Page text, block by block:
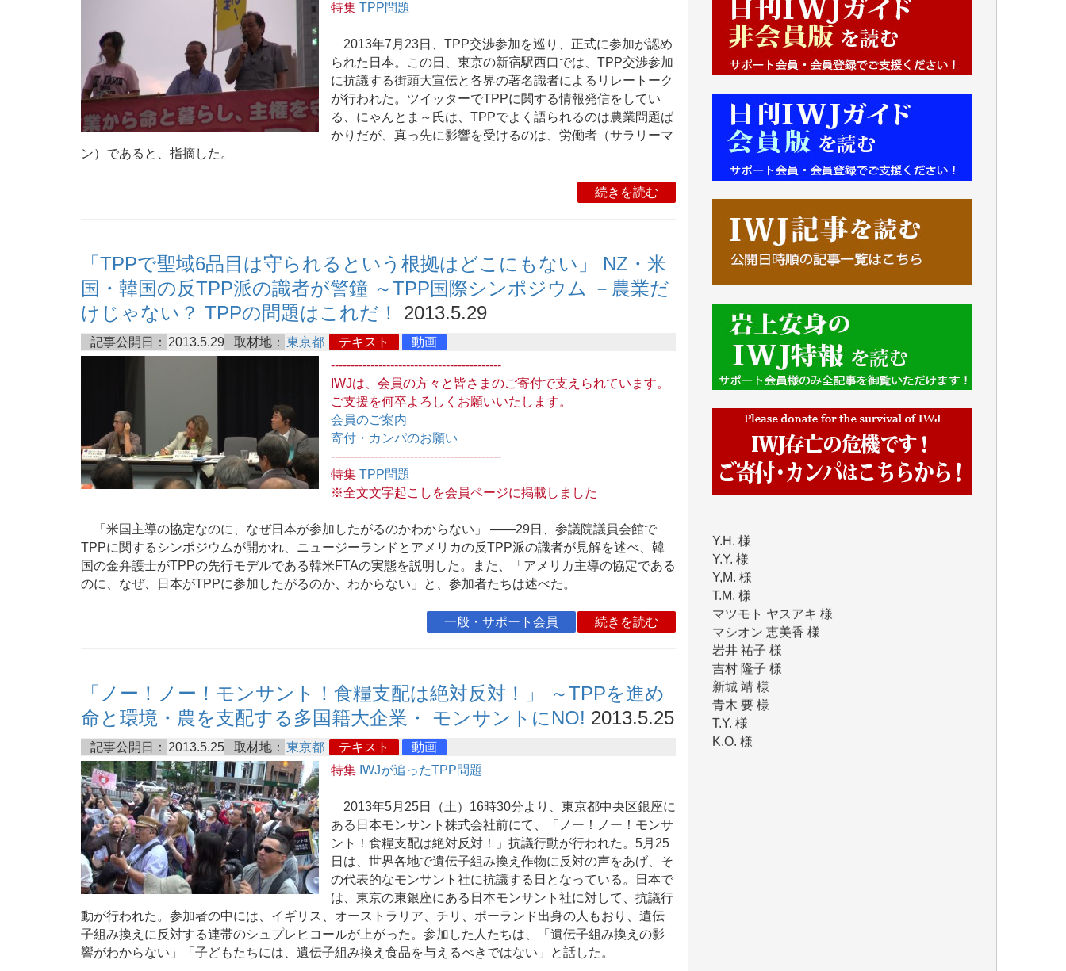
特集 TPP問題
2013年7月23日、TPP交渉参加を巡り、正式に参加が認め
られた日本。この日、東京の新宿駅西口では、TPP交渉参加
に抗議する街頭大宣伝と各界の著名識者によるリレートーク
が行われた。ツイッターでTPPに関する情報発信をしてい
る、にゃんとま～氏は、TPPでよく語られるのは農業問題ば
かりだが、真っ先に影響を受けるのは、労働者（サラリーマ
ン）であると、指摘した。
続きを読む
「TPPで聖域6品目は守られるという根拠はどこにもない」 NZ・米
国・韓国の反TPP派の識者が警鐘 ～TPP国際シンポジウム －農業だ
けじゃない？ TPPの問題はこれだ！
2013.5.29
記事公開日： 2013.5.29 取材地： 東京都 テキスト
動画
-------------------------------------------
IWJは、会員の方々と皆さまのご寄付で支えられています。
ご支援を何卒よろしくお願いいたします。
会員のご案内
寄付・カンパのお願い
-------------------------------------------
特集 TPP問題
※全文文字起こしを会員ページに掲載しました
「米国主導の協定なのに、なぜ日本が参加したがるのかわからない」 ――29日、参議院議員会館で
TPPに関するシンポジウムが開かれ、ニュージーランドとアメリカの反TPP派の識者が見解を述べ、韓
国の金弁護士がTPPの先行モデルである韓米FTAの実態を説明した。また、「アメリカ主導の協定である
のに、なぜ、日本がTPPに参加したがるのか、わからない」と、参加者たちは述べた。
一般・サポート会員 続きを読む
「ノー！ノー！モンサント！食糧支配は絶対反対！」 ～TPPを進め
命と環境・農を支配する多国籍大企業・ モンサントにNO! 2013.5.25
記事公開日： 2013.5.25 取材地： 東京都 テキスト
動画
特集 IWJが追ったTPP問題
2013年5月25日（土）16時30分より、東京都中央区銀座に
ある日本モンサント株式会社前にて、「ノー！ノー！モンサ
ント！食糧支配は絶対反対！」抗議行動が行われた。5月25
日は、世界各地で遺伝子組み換え作物に反対の声をあげ、そ
の代表的なモンサント社に抗議する日となっている。日本で
は、東京の東銀座にある日本モンサント社に対して、抗議行
動が行われた。参加者の中には、イギリス、オーストラリア、チリ、ポーランド出身の人もおり、遺伝
子組み換えに反対する連帯のシュプレヒコールが上がった。参加した人たちは、「遺伝子組み換えの影
響がわからない」「子どもたちには、遺伝子組み換え食品を与えるべきではない」と話した。
■■■■■■
IWJには、ご寄付・カンパをいただいた方々
より、たくさんの応援のメッセージが届いて
います。感謝を込めて、その一部をここにご
紹介いたします。
■2026年7月、ご寄付いただいた皆さま、心よ
り感謝を申し上げます。
Y.H. 様
Y,M. 様
T.M. 様
マツモト ヤスアキ 様
マシオン 恵美香 様
岩井 祐子 様
吉村 隆子 様
新城 靖 様
青木 要 様
T.Y. 様
K.O. 様
Y.S. 様
Y.N. 様
y.m. 様